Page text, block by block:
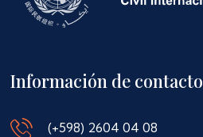
Información de contacto
(+598) 2604 04 08